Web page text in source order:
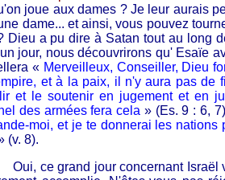
joue aux dames ? Je leur aurais
dame... et ainsi, vous pouvez
Dieu a pu dire à Satan tout au long
jour, nous découvrirons qu' Esaïe
« Merveilleux, Conseiller, Dieu
et à la paix, il n'y aura pas de
et le soutenir en jugement et en
des armées fera cela » (Es. 9 : 6,
moi, et je te donnerai les
(v. 8).
Oui, ce grand jour concernant